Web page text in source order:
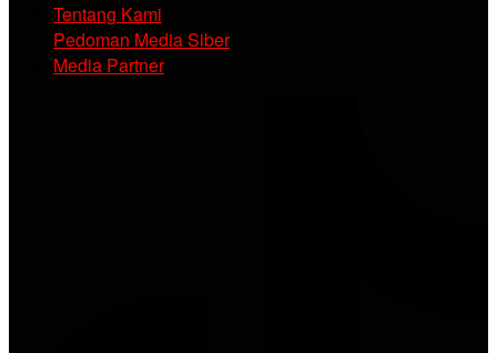
Tentang Kami
Pedoman Media Siber
Media Partner